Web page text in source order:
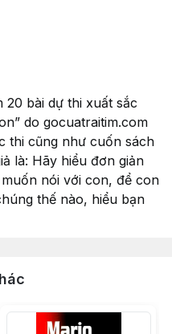
20 bài dự thi xuất sắc
do gocuatraitim.com
thi cũng như cuốn sách
là: Hãy hiểu đơn giản
nói với con, để con
thế nào, hiểu bạn